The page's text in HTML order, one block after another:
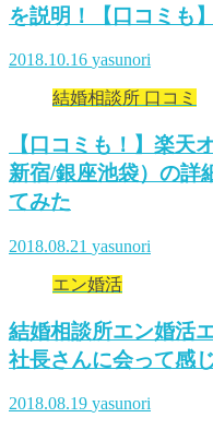
を説明！【口コミも】
2018.10.16 yasunori
結婚相談所 口コミ
【口コミも！】楽天
新宿/銀座池袋）の詳
てみた
2018.08.21 yasunori
エン婚活
結婚相談所エン婚活
社長さんに会って感
2018.08.19 yasunori